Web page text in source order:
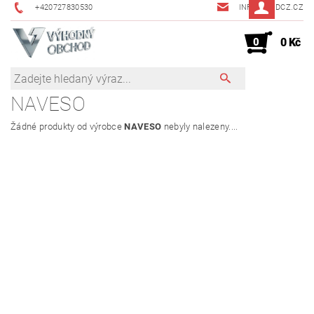
+420727830530 INFO@JMDCZ.CZ
0 0 Kč
NAVESO
Žádné produkty od výrobceNAVESO nebyly nalezeny....